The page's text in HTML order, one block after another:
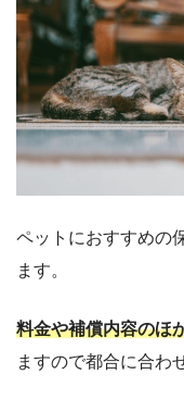
ペットにおすすめの
ます。
料金や補償内容のほ
ますので都合に合わ